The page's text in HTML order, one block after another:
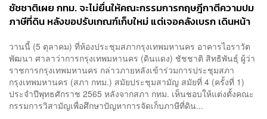
ชัชชาติเผย กทม. จะไม่ยื่นให้คณะกรรมการกฤษฎีกาตีความปม
ภาษีที่ดิน หลังขอปรับเกณฑ์เก็บใหม่ แต่เจอคลังเบรก เดินหน้า
วานนี้ (5 ตุลาคม) ที่ห้องประชุมสภากรุงเทพมหานคร อาคารไอราวัต
พัฒนา ศาลาว่าการกรุงเทพมหานคร (ดินแดง) ชัชชาติ สิทธิพันธุ์ ผู้ว่า
ราชการกรุงเทพมหานคร กล่าวภายหลังเข้าร่วมการประชุมสภา
กรุงเทพมหานคร (สภา กทม.) สมัยประชุมสามัญ สมัยที่ 4 (ครั้งที่ 1)
ประจำปีพุทธศักราช 2565 หลังจากสภา กทม. เห็นชอบให้แต่งตั้งคณะ
กรรมการวิสามัญเพื่อศึกษาปัญหาการจัดเก็บภาษีที่ดิน...